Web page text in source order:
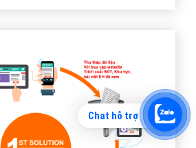
Chat hỗ trợ